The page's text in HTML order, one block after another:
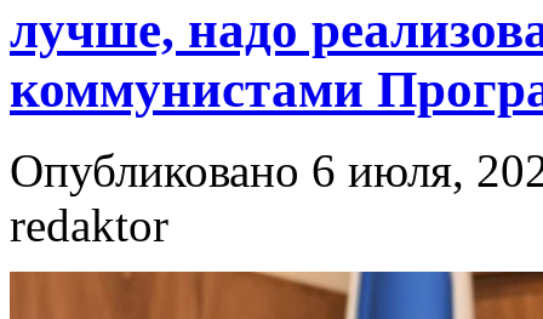
лучше, надо
коммунистами
Опубликовано 6 июля,
redaktor